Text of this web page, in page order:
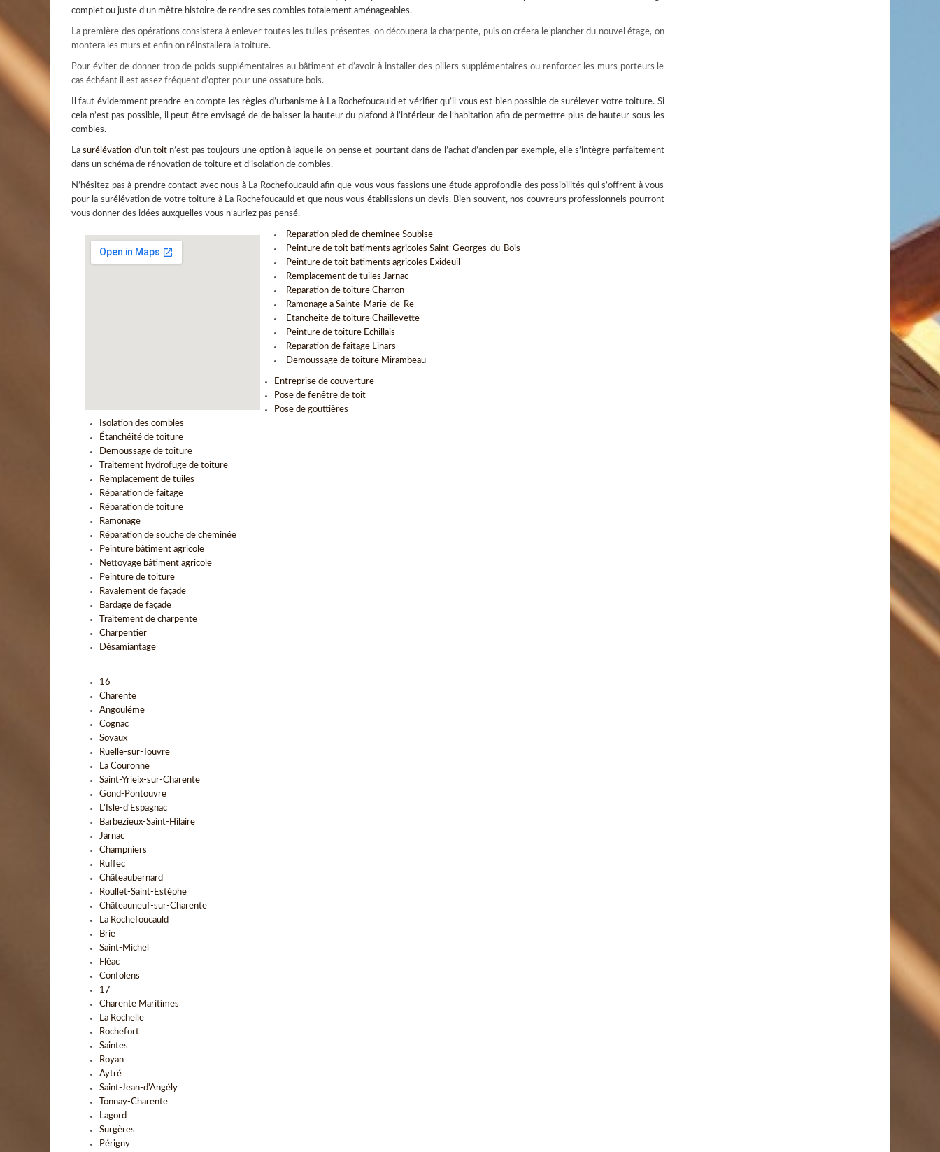
complet ou juste d’un mètre histoire de rendre ses combles totalement aménageables.
La première des opérations consistera à enlever toutes les tuiles présentes, on découpera la charpente, puis on créera le plancher du nouvel étage, on
montera les murs et enfin on réinstallera la toiture.
Pour éviter de donner trop de poids supplémentaires au bâtiment et d’avoir à installer des piliers supplémentaires ou renforcer les murs porteurs le
cas échéant il est assez fréquent d’opter pour une ossature bois.
Il faut évidemment prendre en compte les règles d’urbanisme à La Rochefoucauld et vérifier qu’il vous est bien possible de surélever votre toiture. Si
cela n’est pas possible, il peut être envisagé de de baisser la hauteur du plafond à l’intérieur de l’habitation afin de permettre plus de hauteur sous les
combles.
Lasurélévation d’un toitn’est pas toujours une option à laquelle on pense et pourtant dans de l’achat d’ancien par exemple, elle s’intègre parfaitement
dans un schéma de rénovation de toiture et d’isolation de combles.
N’hésitez pas à prendre contact avec nous à La Rochefoucauld afin que vous vous fassions une étude approfondie des possibilités qui s’offrent à vous
pour la surélévation de votre toiture à La Rochefoucauld et que nous vous établissions un devis. Bien souvent, nos couvreurs professionnels pourront
vous donner des idées auxquelles vous n’auriez pas pensé.
Reparation pied de cheminee Soubise
Peinture de toit batiments agricoles Saint-Georges-du-Bois
Peinture de toit batiments agricoles Exideuil
Remplacement de tuiles Jarnac
Reparation de toiture Charron
Ramonage a Sainte-Marie-de-Re
Etancheite de toiture Chaillevette
Peinture de toiture Echillais
Reparation de faitage Linars
Demoussage de toiture Mirambeau
Entreprise de couverture
Pose de fenêtre de toit
Pose de gouttières
Isolation des combles
Étanchéité de toiture
Demoussage de toiture
Traitement hydrofuge de toiture
Remplacement de tuiles
Réparation de faitage
Réparation de toiture
Ramonage
Réparation de souche de cheminée
Peinture bâtiment agricole
Nettoyage bâtiment agricole
Peinture de toiture
Ravalement de façade
Bardage de façade
Traitement de charpente
Charpentier
Désamiantage
16
Charente
Angoulême
Cognac
Soyaux
Ruelle-sur-Touvre
La Couronne
Saint-Yrieix-sur-Charente
Gond-Pontouvre
L'Isle-d'Espagnac
Barbezieux-Saint-Hilaire
Jarnac
Champniers
Ruffec
Châteaubernard
Roullet-Saint-Estèphe
Châteauneuf-sur-Charente
La Rochefoucauld
Brie
Saint-Michel
Fléac
Confolens
17
Charente Maritimes
La Rochelle
Rochefort
Saintes
Royan
Aytré
Saint-Jean-d'Angély
Tonnay-Charente
Lagord
Surgères
Périgny